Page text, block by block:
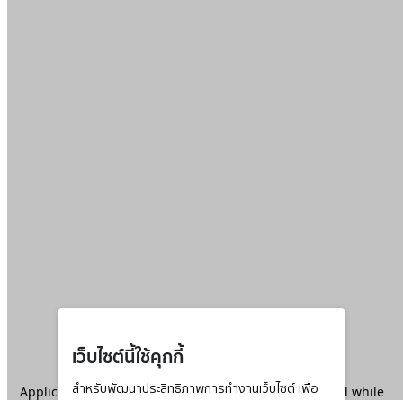
เว็บไซต์นี้ใช้คุกกี้
สำหรับพัฒนาประสิทธิภาพการทำงานเว็บไซต์ เพื่อ
Application error: aclient-side exception has occurred while